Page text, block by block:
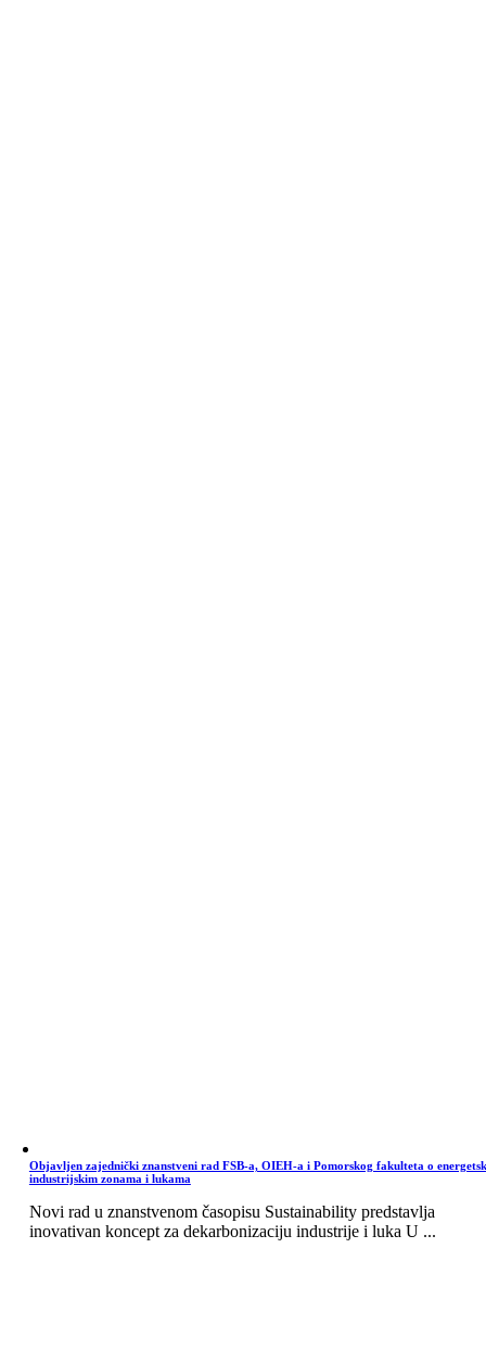
Objavljen zajednički znanstveni rad FSB-a, OIEH-a i Pomorskog fakulteta o
industrijskim zonama i lukama
Novi rad u znanstvenom časopisu Sustainability predstavlja
inovativan koncept za dekarbonizaciju industrije i luka U ...